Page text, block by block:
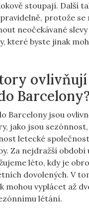
stoupají. Další
protože se
neočekávané
které byste jinak
Barcelony jsou
jako jsou sezónnost,
letecké
Za nejdražší období
léto, kdy je
dovolených. V
mohou vyplácet až
létání.